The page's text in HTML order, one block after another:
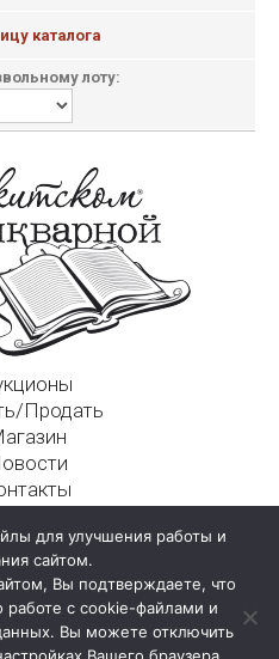
каталога
лоту:
Продать
пер., д. 4а, стр. 1
для улучшения работы и
сайтом.
Вы подтверждаете, что
работе с cookie-файлами и
Вы можете отключить